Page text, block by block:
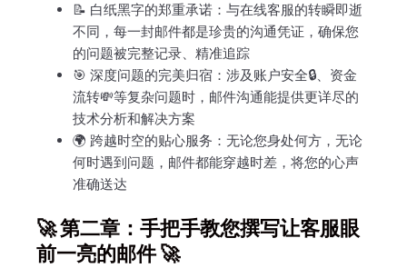
📝 白纸黑字的郑重承诺：与在线客服的转瞬即逝
不同，每一封邮件都是珍贵的沟通凭证，确保您
的问题被完整记录、精准追踪
🎯 深度问题的完美归宿：涉及账户安全🔒、资金
流转💸等复杂问题时，邮件沟通能提供更详尽的
技术分析和解决方案
🌍 跨越时空的贴心服务：无论您身处何方，无论
何时遇到问题，邮件都能穿越时差，将您的心声
准确送达
🚀 第二章：手把手教您撰写让客服眼
前一亮的邮件 🚀